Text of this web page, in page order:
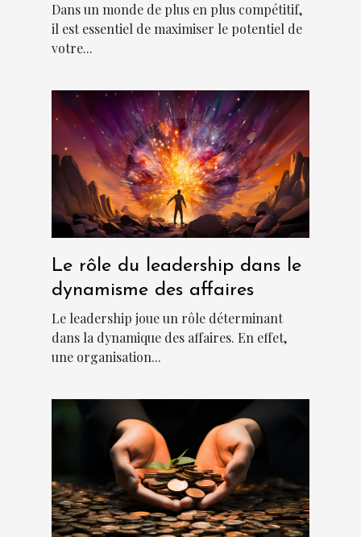
Dans un monde de plus en plus compétitif,
il est essentiel de maximiser le potentiel de
votre...
Le rôle du leadership dans le
dynamisme des affaires
Le leadership joue un rôle déterminant
dans la dynamique des affaires. En effet,
une organisation...